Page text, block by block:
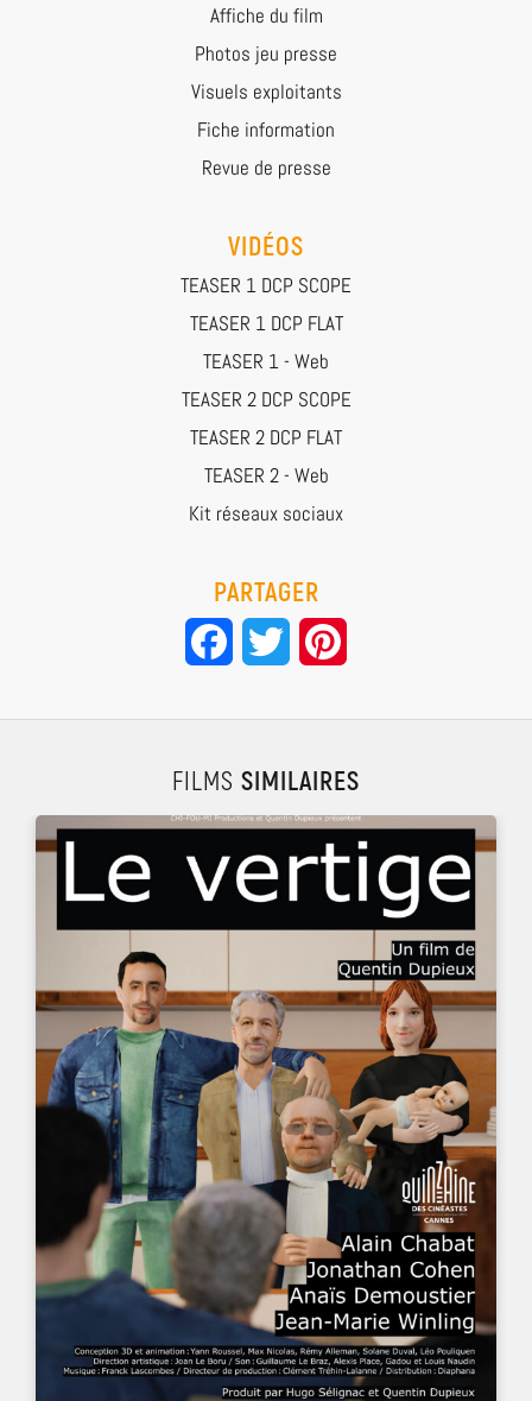
Affiche du film
Photos jeu presse
Visuels exploitants
Fiche information
Revue de presse
VIDÉOS
TEASER 1 DCP SCOPE
TEASER 1 DCP FLAT
TEASER 1 - Web
TEASER 2 DCP SCOPE
TEASER 2 DCP FLAT
TEASER 2 - Web
Kit réseaux sociaux
PARTAGER
Facebook Twitter
FILMS SIMILAIRES
UN FILM DE
QUENTIN DUPIEUX